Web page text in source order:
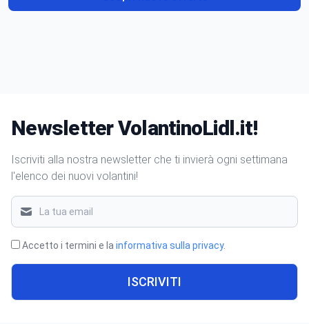
Newsletter VolantinoLidl.it!
Iscriviti alla nostra newsletter che ti invierà ogni settimana
l'elenco dei nuovi volantini!
Accetto i termini e lainformativa sulla privacy.
ISCRIVITI